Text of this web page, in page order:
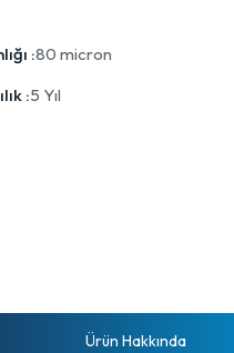
:80 micron
:5 Yıl
Ürün Hakkında